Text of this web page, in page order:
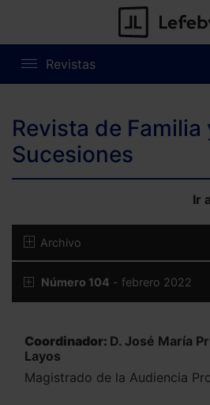
Revistas
Revista de Familia
Sucesiones
Ir
Archivo
Número 104 - febrero 2022
Coordinador: D. José María
Layos
Magistrado de la Audiencia